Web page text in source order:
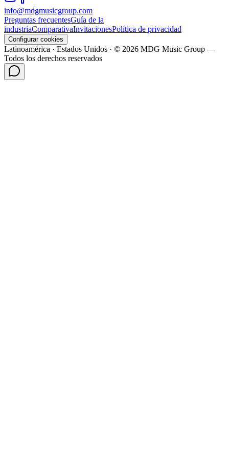
info@mdgmusicgroup.com
Preguntas frecuentesGuía de la
industriaComparativaInvitacionesPolítica de privacidad
Configurar cookies
Latinoamérica · Estados Unidos · © 2026 MDG Music Group —
Todos los derechos reservados